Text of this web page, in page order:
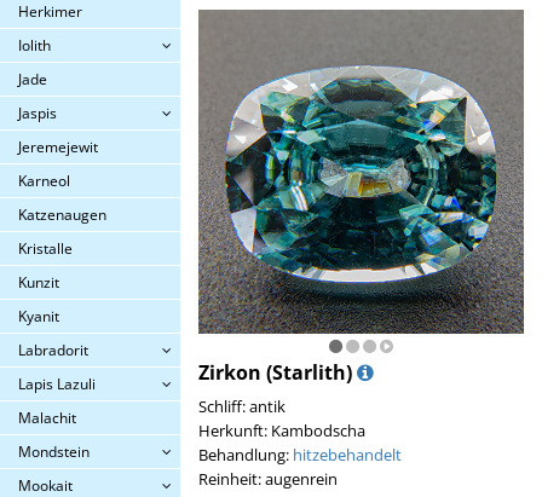
Herkimer
Iolith
Jade
Jaspis
Jeremejewit
Karneol
Katzenaugen
Kristalle
Kunzit
Kyanit
Labradorit
Lapis Lazuli
Malachit
Mondstein
Mookait
Zirkon (Starlith)
Schliff: antik
Herkunft: Kambodscha
Behandlung: hitzebehandelt
Reinheit: augenrein